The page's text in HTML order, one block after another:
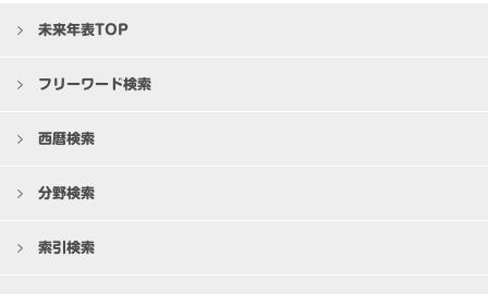
未来年表TOP
フリーワード検索
西暦検索
分野検索
索引検索